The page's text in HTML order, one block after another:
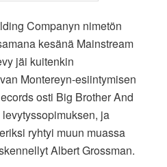
Companyn nimetön
kesänä Mainstream
jäi kuitenkin
Montereyn-esiintymisen
osti Big Brother And
ja
ryhtyi muun muassa
Albert Grossman.